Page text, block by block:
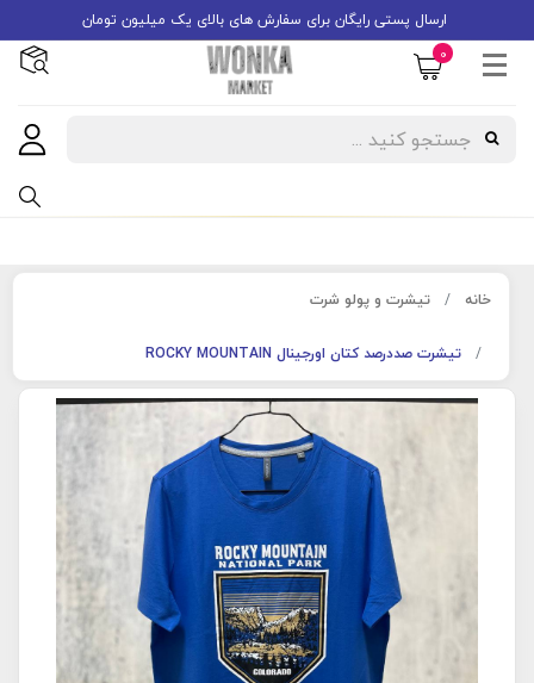
ارسال پستی رایگان برای سفارش های بالای یک میلیون تومان
0
خانه تیشرت و پولو شرت
تیشرت صددرصد کتان اورجینال ROCKY MOUNTAIN